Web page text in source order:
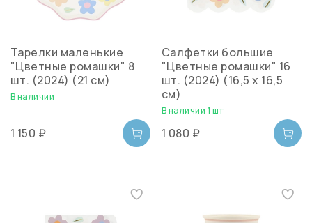
Тарелки маленькие
"Цветные ромашки" 8
шт. (2024) (21 см)
В наличии
1 150 ₽
Салфетки большие
"Цветные ромашки" 16
шт. (2024) (16,5 х 16,5
см)
В наличии 1 шт
1 080 ₽